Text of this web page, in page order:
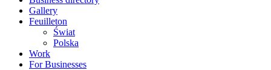
Gallery
Feuilleton
Świat
Polska
Work
For Businesses